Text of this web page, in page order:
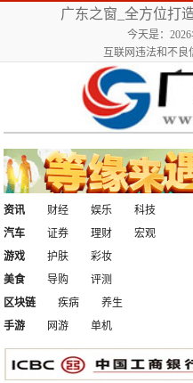
广东之窗_全方位打
今天是：
互联网违法和不良
资讯 财经 娱乐
科技
汽车
证券 理财 宏观
游戏
护肤
彩妆
美食
导购 评测
区块链
疾病
养生
手游
网游 单机